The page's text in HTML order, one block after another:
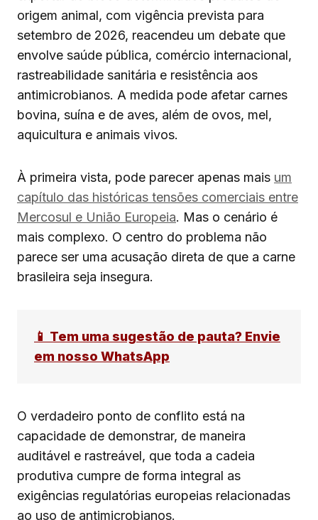
origem animal, com vigência prevista para
setembro de 2026, reacendeu um debate que
envolve saúde pública, comércio internacional,
rastreabilidade sanitária e resistência aos
antimicrobianos. A medida pode afetar carnes
bovina, suína e de aves, além de ovos, mel,
aquicultura e animais vivos.
À primeira vista, pode parecer apenas mais um
capítulo das históricas tensões comerciais entre
Mercosul e União Europeia. Mas o cenário é
mais complexo. O centro do problema não
parece ser uma acusação direta de que a carne
brasileira seja insegura.
📱 Tem uma sugestão de pauta? Envie
em nosso WhatsApp
O verdadeiro ponto de conflito está na
capacidade de demonstrar, de maneira
auditável e rastreável, que toda a cadeia
produtiva cumpre de forma integral as
exigências regulatórias europeias relacionadas
ao uso de antimicrobianos.